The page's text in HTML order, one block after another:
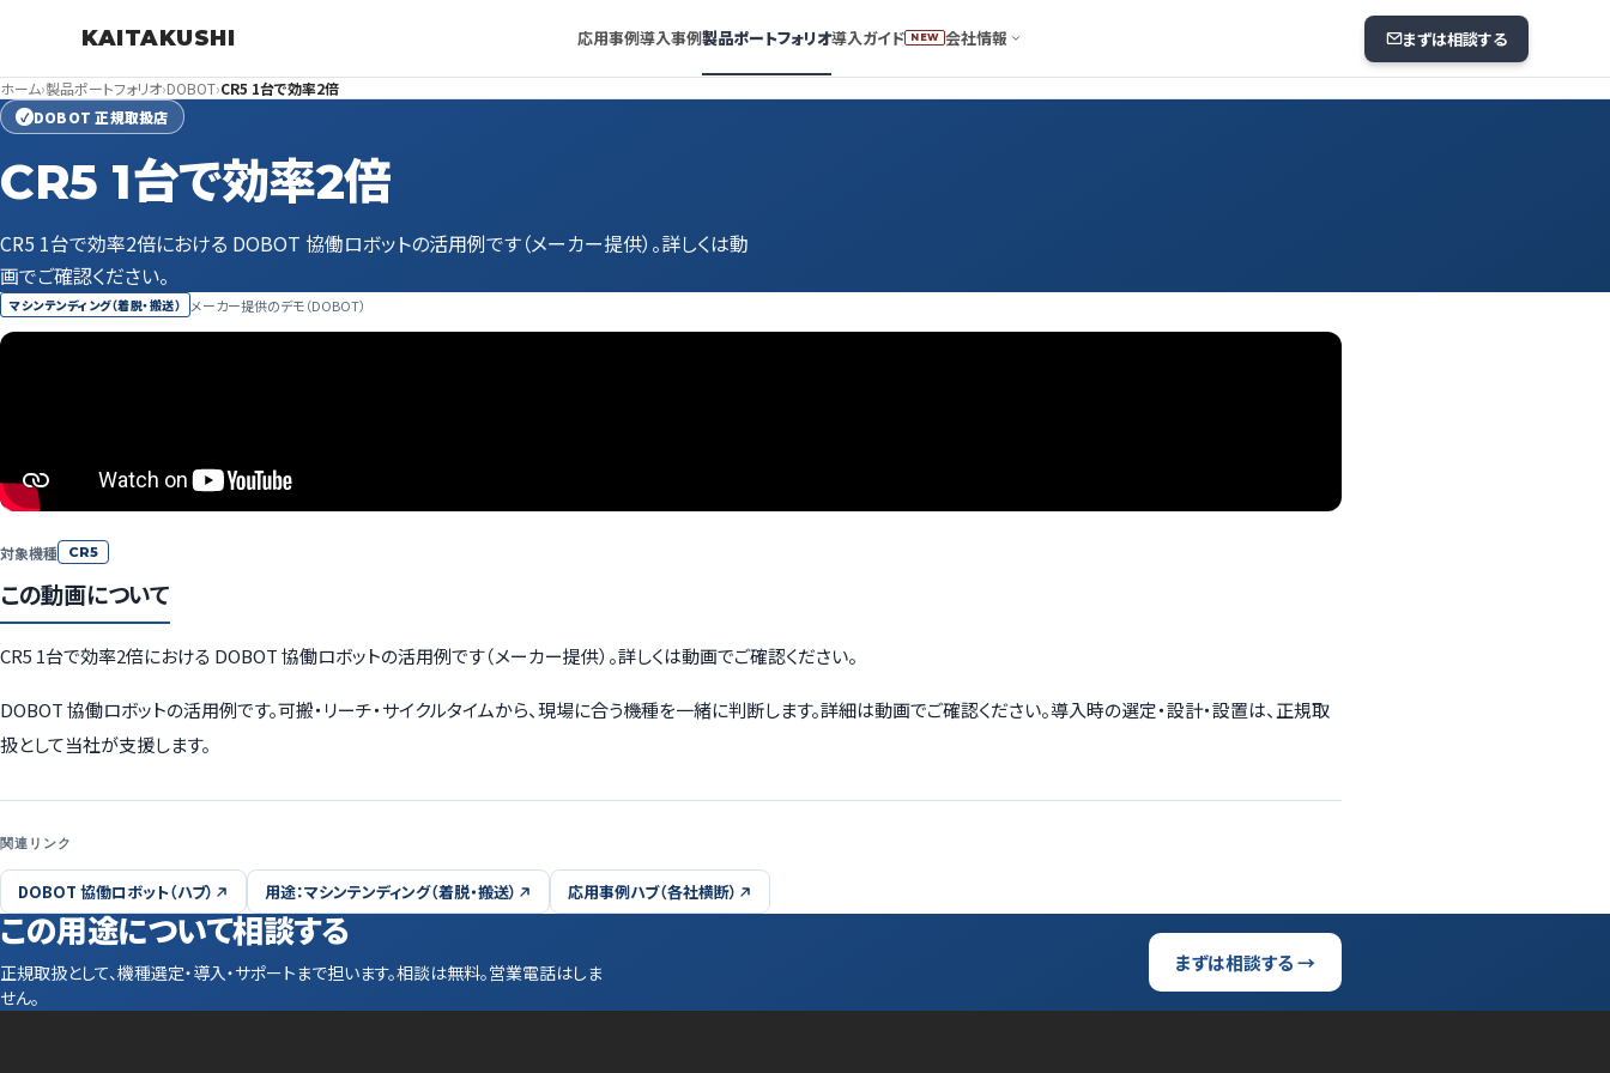
KAITAKUSHI 応用事例導入事例製品ポートフォリオ導入ガイド NEW 会社情報 まずは相談する
ホーム›製品ポートフォリオ›DOBOT›CR5 1台で効率2倍
✓ DOBOT 正規取扱店
CR5 1台で効率2倍
CR5 1台で効率2倍における DOBOT 協働ロボットの活用例です（メーカー提供）。詳しくは動
画でご確認ください。
マシンテンディング（着脱・搬送） メーカー提供のデモ（DOBOT）
対象機種 CR5
この動画について
CR5 1台で効率2倍における DOBOT 協働ロボットの活用例です（メーカー提供）。詳しくは動画でご確認ください。
DOBOT 協働ロボットの活用例です。可搬・リーチ・サイクルタイムから、現場に合う機種を一緒に判断します。詳細は動画でご確認ください。導入時の選定・設計・設置は、正規取
扱として当社が支援します。
関連リンク
DOBOT 協働ロボット（ハブ） 用途：マシンテンディング（着脱・搬送） 応用事例ハブ（各社横断）
この用途について相談する
正規取扱として、機種選定・導入・サポートまで担います。相談は無料。営業電話はしま
せん。
まずは相談する →